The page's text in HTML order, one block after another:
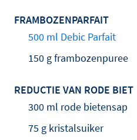
FRAMBOZENPARFAIT
500 ml Debic Parfait
150 g frambozenpuree
REDUCTIE VAN RODE BIET
300 ml rode bietensap
75 g kristalsuiker